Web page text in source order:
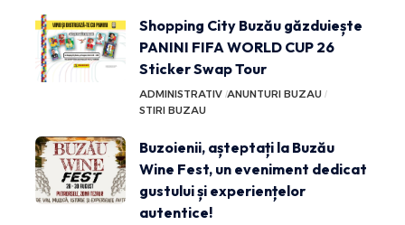
Shopping City Buzău găzduiește
PANINI FIFA WORLD CUP 26
Sticker Swap Tour
ADMINISTRATIV ANUNTURI BUZAU
STIRI BUZAU
Buzoienii, așteptați la Buzău
Wine Fest, un eveniment dedicat
gustului și experiențelor
autentice!